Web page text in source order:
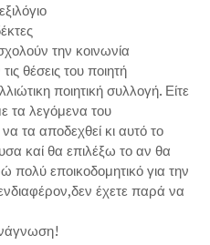
την κοινωνία
θέσεις του ποιητή
ποιητική συλλογή. Είτε
τα λεγόμενα του
τα αποδεχθεί κι αυτό το
καί θα επιλέξω το αν θα
πολύ εποικοδομητικό για την
έχετε παρά να